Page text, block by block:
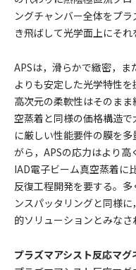
ングチャンバー全体をプ
き飛ばして光学面上にそれ
APSは，滑らかで緻密，
よりも安定した光学特性
高次元の柔軟性はそのま
空蒸着と同様の価格構造
に厳しい性能要件の膜を
がら，APSの応力はより高
IAD電子ビーム真空蒸着に
反復工程開発を要する。
ンスパッタリングと同様
的ソリューションとみなさ
プラズマアシスト反応マ